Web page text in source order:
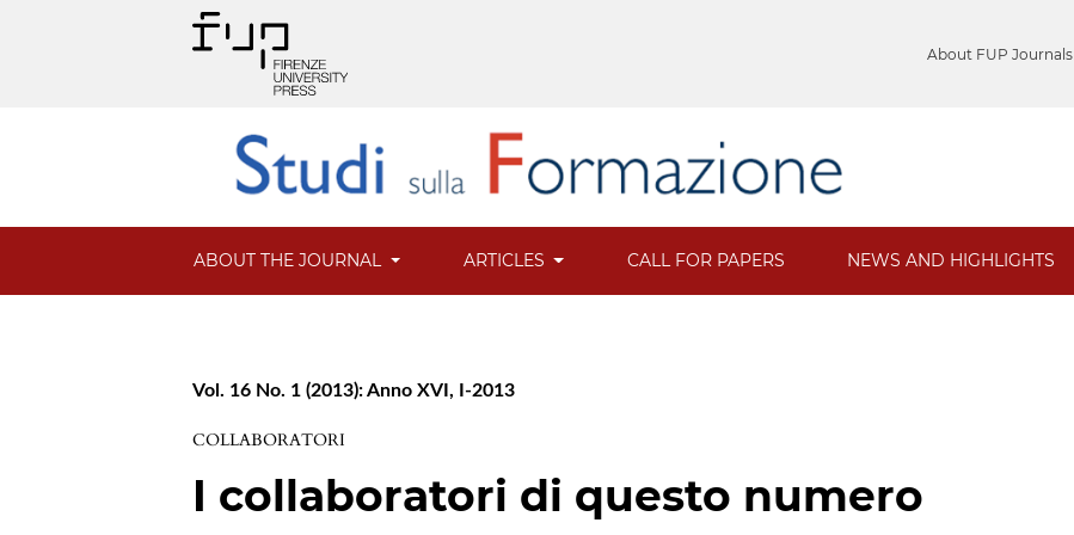
About FUP Journals
ABOUT THE JOURNAL ARTICLES CALL FOR PAPERS NEWS AND HIGHLIGHTS
Vol. 16 No. 1 (2013): Anno XVI, I-2013
COLLABORATORI
I collaboratori di questo numero